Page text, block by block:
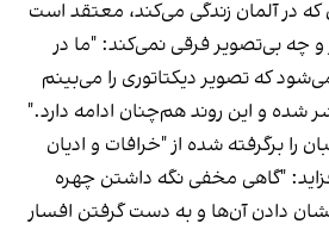
که در آلمان زندگی می‌کند، معتقد است
و چه بی‌تصویر فرقی نمی‌کند: "ما در
که تصویر دیکتاتوری را می‌بینم
شده و این روند هم‌چنان ادامه دارد."
را برگرفته شده از "خرافات و ادیان
"گاهی مخفی نگه داشتن چهره‌
دادن آن‌ها و به دست گرفتن افسار